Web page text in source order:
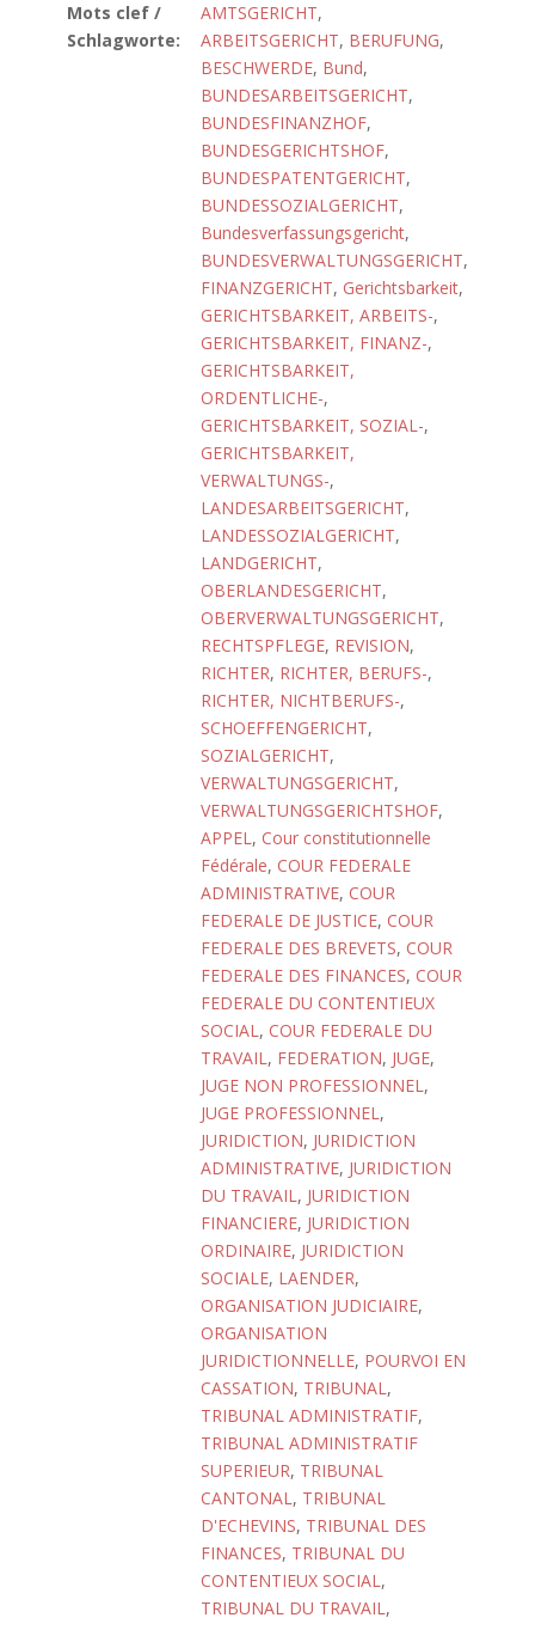
Mots clef /
Schlagworte:
AMTSGERICHT,
ARBEITSGERICHT, BERUFUNG,
BESCHWERDE, Bund,
BUNDESARBEITSGERICHT,
BUNDESFINANZHOF,
BUNDESGERICHTSHOF,
BUNDESPATENTGERICHT,
BUNDESSOZIALGERICHT,
Bundesverfassungsgericht,
BUNDESVERWALTUNGSGERICHT,
FINANZGERICHT, Gerichtsbarkeit,
GERICHTSBARKEIT, ARBEITS-,
GERICHTSBARKEIT, FINANZ-,
GERICHTSBARKEIT,
ORDENTLICHE-,
GERICHTSBARKEIT, SOZIAL-,
GERICHTSBARKEIT,
VERWALTUNGS-,
LANDESARBEITSGERICHT,
LANDESSOZIALGERICHT,
LANDGERICHT,
OBERLANDESGERICHT,
OBERVERWALTUNGSGERICHT,
RECHTSPFLEGE, REVISION,
RICHTER, RICHTER, BERUFS-,
RICHTER, NICHTBERUFS-,
SCHOEFFENGERICHT,
SOZIALGERICHT,
VERWALTUNGSGERICHT,
VERWALTUNGSGERICHTSHOF,
APPEL, Cour constitutionnelle
Fédérale, COUR FEDERALE
ADMINISTRATIVE, COUR
FEDERALE DE JUSTICE, COUR
FEDERALE DES BREVETS, COUR
FEDERALE DES FINANCES, COUR
FEDERALE DU CONTENTIEUX
SOCIAL, COUR FEDERALE DU
TRAVAIL, FEDERATION, JUGE,
JUGE NON PROFESSIONNEL,
JUGE PROFESSIONNEL,
JURIDICTION, JURIDICTION
ADMINISTRATIVE, JURIDICTION
DU TRAVAIL, JURIDICTION
FINANCIERE, JURIDICTION
ORDINAIRE, JURIDICTION
SOCIALE, LAENDER,
ORGANISATION JUDICIAIRE,
ORGANISATION
JURIDICTIONNELLE, POURVOI EN
CASSATION, TRIBUNAL,
TRIBUNAL ADMINISTRATIF,
TRIBUNAL ADMINISTRATIF
SUPERIEUR, TRIBUNAL
CANTONAL, TRIBUNAL
D'ECHEVINS, TRIBUNAL DES
FINANCES, TRIBUNAL DU
CONTENTIEUX SOCIAL,
TRIBUNAL DU TRAVAIL,